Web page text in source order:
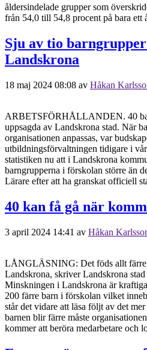
åldersindelade grupper som
från 54,0 till 54,8 procent på bara
Sju av tio
Landskrona
18 maj 2024 08:08 av Håkan
ARBETSFÖRHÅLLANDEN. 40
uppsagda av Landskrona stad. När
organisationen anpassas, var
utbildningsförvaltningen tidigare i
statistiken nu att i Landskrona
barngrupperna i förskolan större än
Lärare efter att ha granskat officiell
40 kan få gå när
3 april 2024 14:41 av Håkan
LÅNGLÄSNING: Det föds allt färre
Landskrona, skriver Landskrona stad
Minskningen i Landskrona är
200 färre barn i förskolan vilket
står det vidare att läsa följt av det
barnen blir färre måste
kommer att beröra medarbetare och